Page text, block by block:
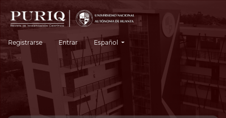
Registrarse Entrar Cambiar el idioma. El idioma actual es:
Español